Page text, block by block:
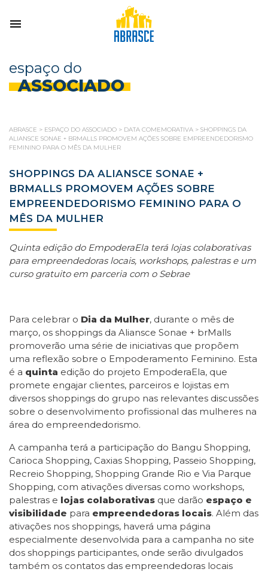
espaço do
ASSOCIADO
ABRASCE > ESPAÇO DO ASSOCIADO > DATA COMEMORATIVA > SHOPPINGS DA
ALIANSCE SONAE + BRMALLS PROMOVEM AÇÕES SOBRE EMPREENDEDORISMO
FEMININO PARA O MÊS DA MULHER
SHOPPINGS DA ALIANSCE SONAE +
BRMALLS PROMOVEM AÇÕES SOBRE
EMPREENDEDORISMO FEMININO PARA O
MÊS DA MULHER
Quinta edição do EmpoderaEla terá lojas colaborativas
para empreendedoras locais, workshops, palestras e um
curso gratuito em parceria com o Sebrae
Para celebrar o Dia da Mulher, durante o mês de
março, os shoppings da Aliansce Sonae + brMalls
promoverão uma série de iniciativas que propõem
uma reflexão sobre o Empoderamento Feminino. Esta
é a quinta edição do projeto EmpoderaEla, que
promete engajar clientes, parceiros e lojistas em
diversos shoppings do grupo nas relevantes discussões
sobre o desenvolvimento profissional das mulheres na
área do empreendedorismo.
A campanha terá a participação do Bangu Shopping,
Carioca Shopping, Caxias Shopping, Passeio Shopping,
Recreio Shopping, Shopping Grande Rio e Via Parque
Shopping, com ativações diversas como workshops,
palestras e lojas colaborativas que darão espaço e
visibilidade para empreendedoras locais. Além das
ativações nos shoppings, haverá uma página
especialmente desenvolvida para a campanha no site
dos shoppings participantes, onde serão divulgados
também os contatos das empreendedoras locais